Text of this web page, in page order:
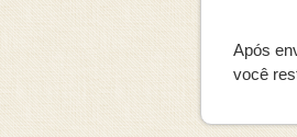
Após
você